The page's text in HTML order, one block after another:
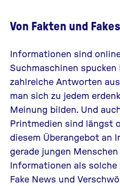
Von Fakten und Fakes
Informationen sind
Suchmaschinen
zahlreiche Antworten
man sich zu jedem
Meinung bilden. Und
Printmedien sind längst
diesem Überangebot an
gerade jungen
Informationen als solche
Fake News und